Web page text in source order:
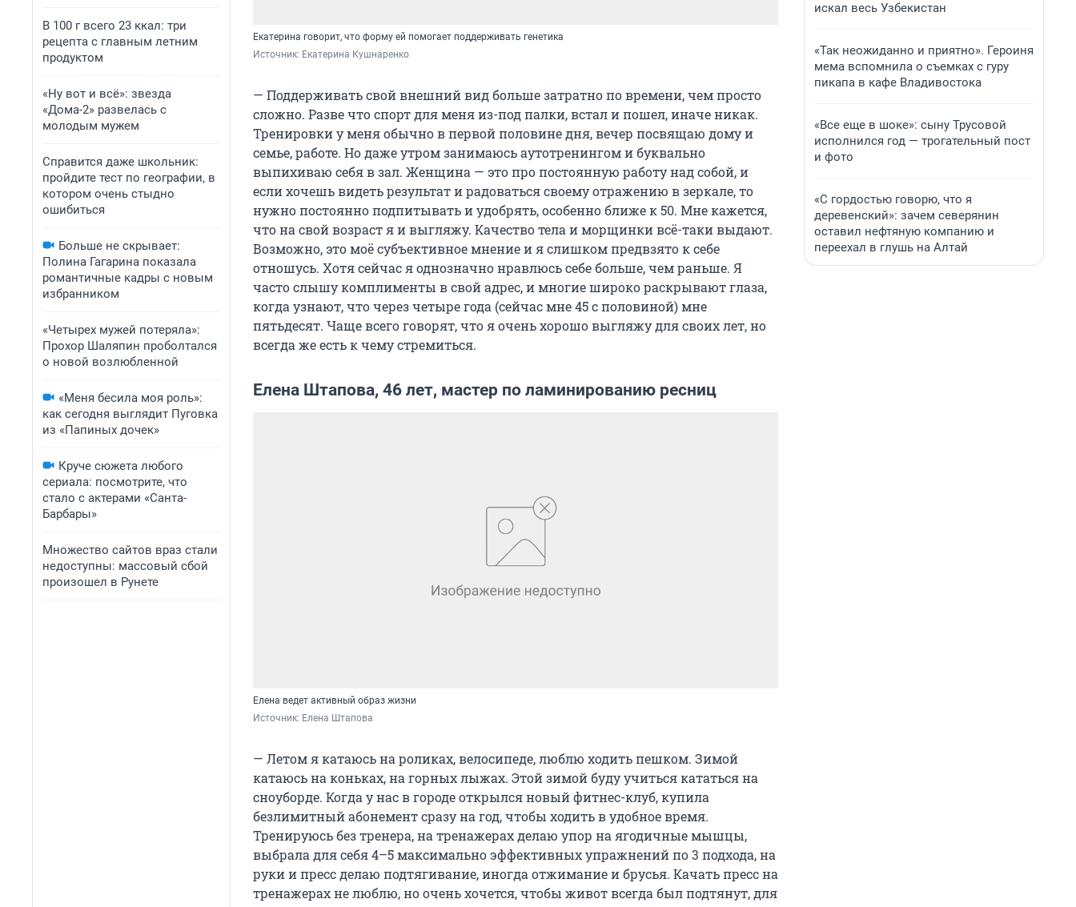
В 100 г всего 23 ккал: три
рецепта с главным летним
продуктом
«Ну вот и всё»: звезда
«Дома-2» развелась с
молодым мужем
Справится даже школьник:
пройдите тест по географии, в
котором очень стыдно
ошибиться
Больше не скрывает:
Полина Гагарина показала
романтичные кадры с новым
избранником
«Четырех мужей потеряла»:
Прохор Шаляпин проболтался
о новой возлюбленной
«Меня бесила моя роль»:
как сегодня выглядит Пуговка
из «Папиных дочек»
Круче сюжета любого
сериала: посмотрите, что
стало с актерами «Санта-
Барбары»
Множество сайтов враз стали
недоступны: массовый сбой
произошел в Рунете
Екатерина говорит, что форму ей помогает поддерживать генетика
Источник: Екатерина Кушнаренко
— Поддерживать свой внешний вид больше затратно по времени, чем просто
сложно. Разве что спорт для меня из-под палки, встал и пошел, иначе никак.
Тренировки у меня обычно в первой половине дня, вечер посвящаю дому и
семье, работе. Но даже утром занимаюсь аутотренингом и буквально
выпихиваю себя в зал. Женщина — это про постоянную работу над собой, и
если хочешь видеть результат и радоваться своему отражению в зеркале, то
нужно постоянно подпитывать и удобрять, особенно ближе к 50. Мне кажется,
что на свой возраст я и выгляжу. Качество тела и морщинки всё-таки выдают.
Возможно, это моё субъективное мнение и я слишком предвзято к себе
отношусь. Хотя сейчас я однозначно нравлюсь себе больше, чем раньше. Я
часто слышу комплименты в свой адрес, и многие широко раскрывают глаза,
когда узнают, что через четыре года (сейчас мне 45 с половиной) мне
пятьдесят. Чаще всего говорят, что я очень хорошо выгляжу для своих лет, но
всегда же есть к чему стремиться.
Елена Штапова, 46 лет, мастер по ламинированию ресниц
Елена ведет активный образ жизни
Источник: Елена Штапова
— Летом я катаюсь на роликах, велосипеде, люблю ходить пешком. Зимой
катаюсь на коньках, на горных лыжах. Этой зимой буду учиться кататься на
сноуборде. Когда у нас в городе открылся новый фитнес-клуб, купила
безлимитный абонемент сразу на год, чтобы ходить в удобное время.
Тренируюсь без тренера, на тренажерах делаю упор на ягодичные мышцы,
выбрала для себя 4–5 максимально эффективных упражнений по 3 подхода, на
руки и пресс делаю подтягивание, иногда отжимание и брусья. Качать пресс на
тренажерах не люблю, но очень хочется, чтобы живот всегда был подтянут, для
искал весь Узбекистан
«Так неожиданно и приятно». Героиня
мема вспомнила о съемках с гуру
пикапа в кафе Владивостока
«Все еще в шоке»: сыну Трусовой
исполнился год — трогательный пост
и фото
«С гордостью говорю, что я
деревенский»: зачем северянин
оставил нефтяную компанию и
переехал в глушь на Алтай